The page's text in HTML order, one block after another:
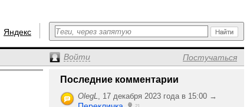
Яндекс
Войти Постучаться
Последние комментарии
OlegL, 17 декабря 2023 года в 15:00 →